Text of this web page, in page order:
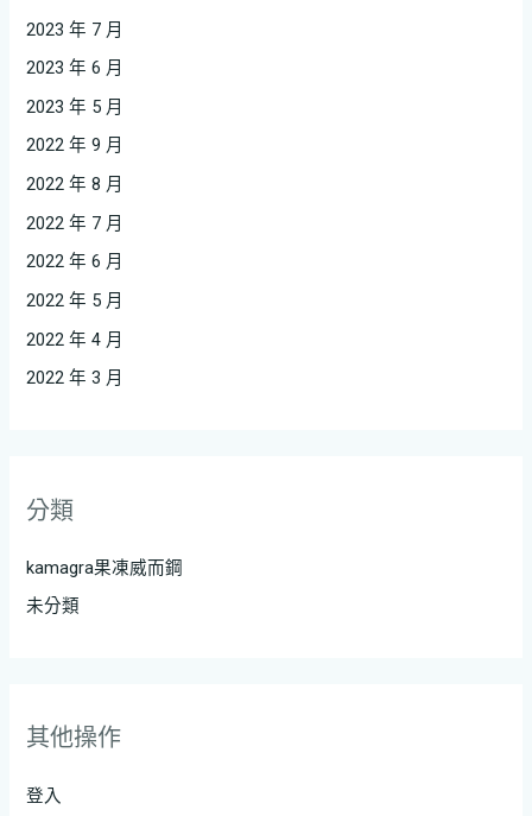
2023 年 7 月
2023 年 6 月
2023 年 5 月
2022 年 9 月
2022 年 8 月
2022 年 7 月
2022 年 6 月
2022 年 5 月
2022 年 4 月
2022 年 3 月
分類
kamagra果凍威而鋼
未分類
其他操作
登入